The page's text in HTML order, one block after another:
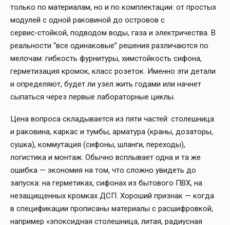
только по материалам, но и по комплектации: от простых
модулей с одной раковиной до островов с
сервис‑стойкой, подводом воды, газа и электричества. В
реальности “все одинаковые” решения различаются по
мелочам: гибкость фурнитуры, химстойкость сифона,
герметизация кромок, класс розеток. Именно эти детали
и определяют, будет ли узел жить годами или начнет
сыпаться через первые лабораторные циклы.
Цена вопроса складывается из пяти частей: столешница
и раковина, каркас и тумбы, арматура (краны, дозаторы,
сушка), коммутация (сифоны, шланги, переходы),
логистика и монтаж. Обычно всплывает одна и та же
ошибка — экономия на том, что сложно увидеть до
запуска: на герметиках, сифонах из бытового ПВХ, на
незащищенных кромках ДСП. Хороший признак — когда
в спецификации прописаны материалы с расшифровкой,
например «эпоксидная столешница, литая, радиусная